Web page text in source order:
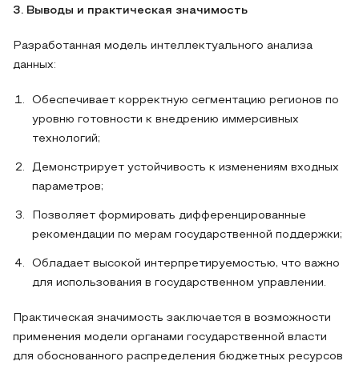
3. Выводы и практическая значимость
Разработанная модель интеллектуального анализа
данных:
Обеспечивает корректную сегментацию регионов по
уровню готовности к внедрению иммерсивных
технологий;
Демонстрирует устойчивость к изменениям входных
параметров;
Позволяет формировать дифференцированные
рекомендации по мерам государственной поддержки;
Обладает высокой интерпретируемостью, что важно
для использования в государственном управлении.
Практическая значимость заключается в возможности
применения модели органами государственной власти
для обоснованного распределения бюджетных ресурсов